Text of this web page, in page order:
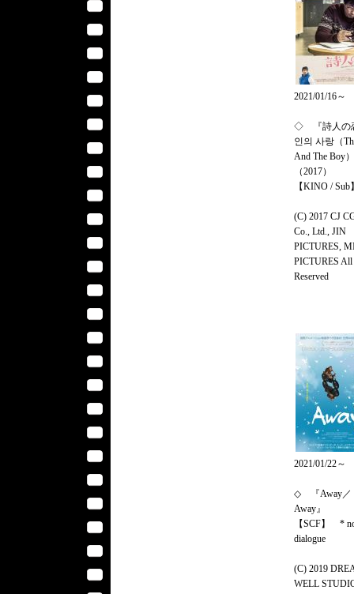
2021/01/16～
◇ 『詩人の
인의 사랑（
And The Boy
（2017）
【KINO / Sub
(C) 2017 CJ
Co., Ltd., JIN
PICTURES,
PICTURES All
Reserved
2021/01/22～
◇ 『Away／
Away』
【SCF】 *
dialogue
(C) 2019
WELL